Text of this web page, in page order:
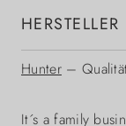
HERSTELLER
Hunter–
It´s a family